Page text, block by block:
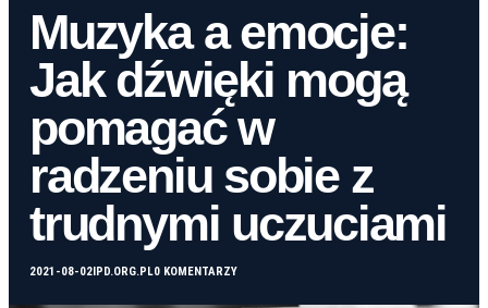
Muzyka a emocje:
Jak dźwięki mogą
pomagać w
radzeniu sobie z
trudnymi uczuciami
2021-08-02 IPD.ORG.PL0 KOMENTARZY